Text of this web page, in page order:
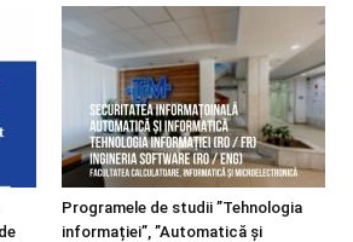
Programele de studii ”Tehnologia
informației”, ”Automatică și